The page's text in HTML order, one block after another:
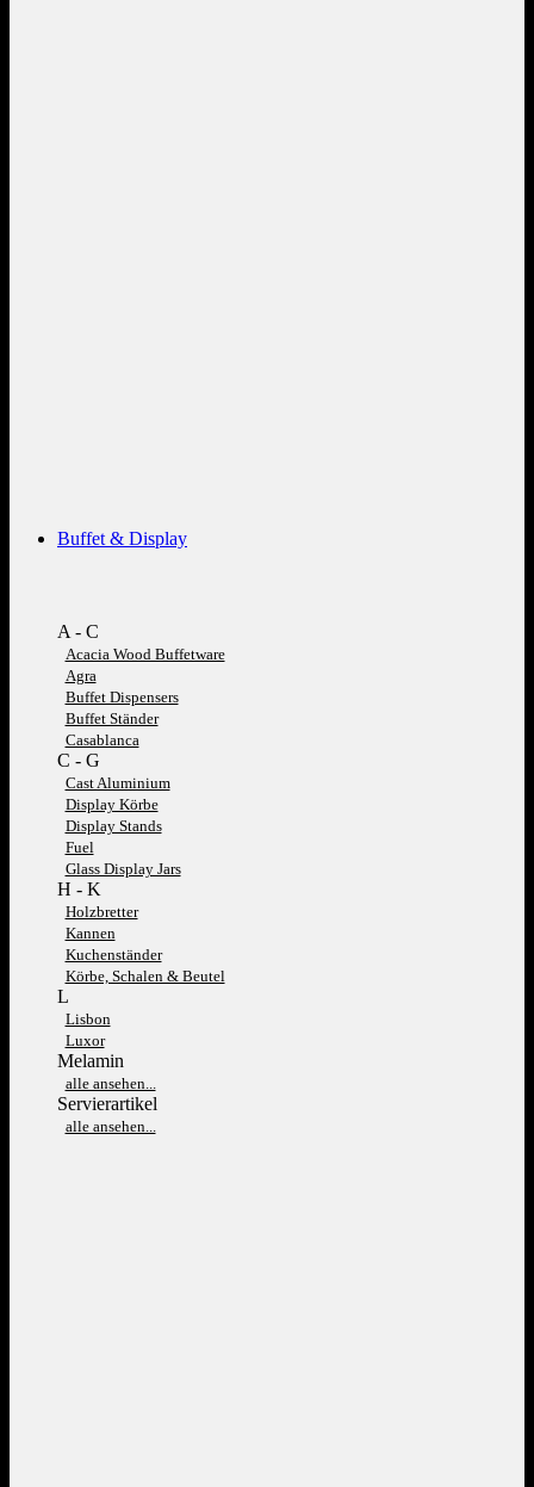
Buffet & Display
A - C
Acacia Wood Buffetware
Agra
Buffet Dispensers
Buffet Ständer
Casablanca
C - G
Cast Aluminium
Display Körbe
Display Stands
Fuel
Glass Display Jars
H - K
Holzbretter
Kannen
Kuchenständer
Körbe, Schalen & Beutel
L
Lisbon
Luxor
Melamin
alle ansehen...
Servierartikel
alle ansehen...